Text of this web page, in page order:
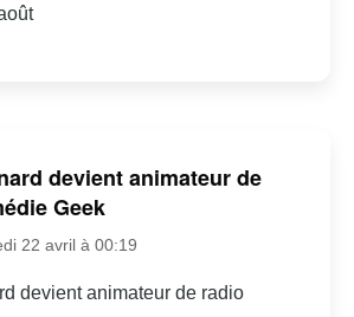
devient animateur de
Geek
22 avril à 00:19
devient animateur de radio